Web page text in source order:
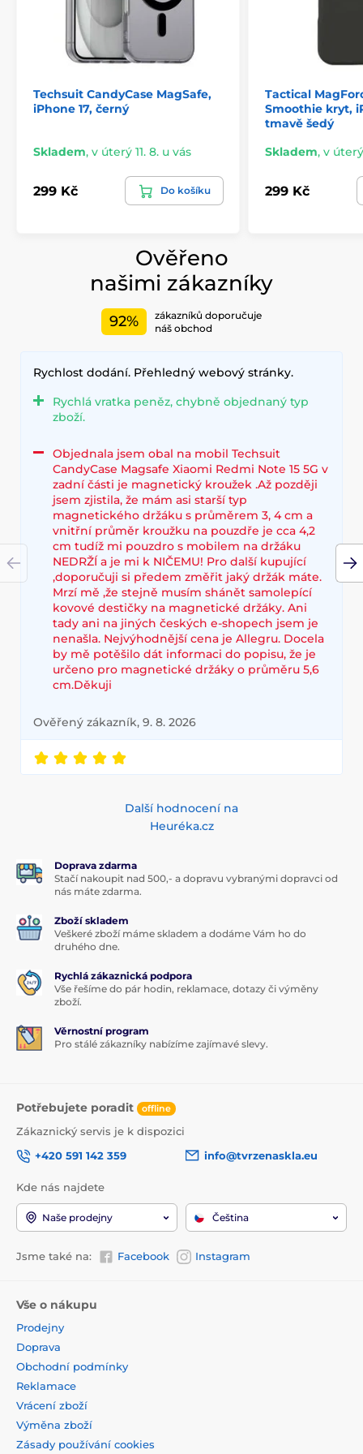
Techsuit CandyCase MagSafe,
iPhone 17, černý
Skladem, v úterý 11. 8. u vás
299 Kč Do košíku
Tactical
Smoothie kryt,
tmavě šedý
Skladem, v úterý
299 Kč
Ověřeno
našimi zákazníky
92%
zákazníků doporučuje
náš obchod
Rychlost dodání. Přehledný webový stránky.
Rychlá vratka peněz, chybně objednaný typ
zboží.
Objednala jsem obal na mobil Techsuit
CandyCase Magsafe Xiaomi Redmi Note 15 5G v
zadní části je magnetický kroužek .Až později
jsem zjistila, že mám asi starší typ
magnetického držáku s průměrem 3, 4 cm a
vnitřní průměr kroužku na pouzdře je cca 4,2
cm tudíž mi pouzdro s mobilem na držáku
NEDRŽÍ a je mi k NIČEMU! Pro další kupující
,doporučuji si předem změřit jaký držák máte.
Mrzí mě ,že stejně musím shánět samolepící
kovové destičky na magnetické držáky. Ani
tady ani na jiných českých e-shopech jsem je
nenašla. Nejvýhodnější cena je Allegru. Docela
by mě potěšilo dát informaci do popisu, že je
určeno pro magnetické držáky o průměru 5,6
cm.Děkuji
Ověřený zákazník, 9. 8. 2026
Další hodnocení na
Heuréka.cz
Doprava zdarma
Stačí nakoupit nad 500,- a dopravu vybranými dopravci od
nás máte zdarma.
Zboží skladem
Veškeré zboží máme skladem a dodáme Vám ho do
druhého dne.
Rychlá zákaznická podpora
Vše řešíme do pár hodin, reklamace, dotazy či výměny
zboží.
Věrnostní program
Pro stálé zákazníky nabízíme zajímavé slevy.
Potřebujete poradit offline
Zákaznický servis je k dispozici
+420 591 142 359
info@tvrzenaskla.eu
Kde nás najdete
Naše prodejny Čeština
Jsme také na: Facebook Instagram
Vše o nákupu
Prodejny
Doprava
Obchodní podmínky
Reklamace
Vrácení zboží
Výměna zboží
Zásady používání cookies